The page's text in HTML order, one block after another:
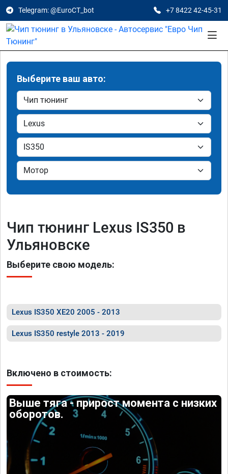
Telegram: @EuroCT_bot +7 8422 42-45-31
Выберите ваш авто:
Чип тюнинг Lexus IS350 в
Ульяновске
Выберите свою модель:
Lexus IS350 XE20 2005 - 2013
Lexus IS350 restyle 2013 - 2019
Включено в стоимость:
Выше тяга - прирост момента с низких
оборотов.